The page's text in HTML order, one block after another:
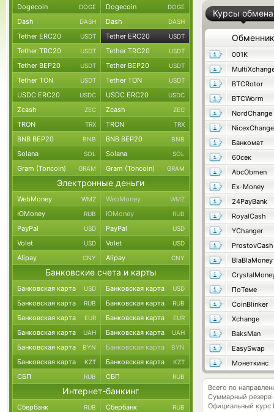
Курсы обмена
Обменник
001K
BTCRotor
BTCWorm
NordChange
Банкомат
60сек
AbcObmen
Ex-Money
24PayBank
RoyalCash
YChanger
ProstovCash
BlaBlaMoney
ПоТеме
CoinBlinker
Xchange
BaksMan
EasySwap
Монеткинс
Всего по
Суммарный резерв
Официальный курс
Dogecoin DOGE Dogecoin DOGE
Dash DASH Dash DASH
Tether ERC20 USDT Tether ERC20 USDT
Tether TRC20 USDT Tether TRC20 USDT
Tether BEP20 USDT Tether BEP20 USDT
Tether TON USDT Tether TON USDT
USDC ERC20 USDC USDC ERC20 USDC
Zcash ZEC Zcash ZEC
TRON TRX TRON TRX
BNB BEP20 BNB BNB BEP20 BNB
Solana SOL Solana SOL
Gram (Toncoin) GRAM Gram (Toncoin) GRAM
Электронные деньги
WebMoney WMZ WebMoney WMZ
ЮMoney RUB ЮMoney RUB
PayPal USD PayPal USD
Volet USD Volet USD
Alipay CNY Alipay CNY
Банковские счета и карты
Банковская карта USD Банковская карта USD
Банковская карта RUB Банковская карта RUB
Банковская карта EUR Банковская карта EUR
Банковская карта UAH Банковская карта UAH
Банковская карта BYN Банковская карта BYN
Банковская карта KZT Банковская карта KZT
СБП RUB СБП RUB
Интернет-банкинг
Сбербанк RUB Сбербанк RUB